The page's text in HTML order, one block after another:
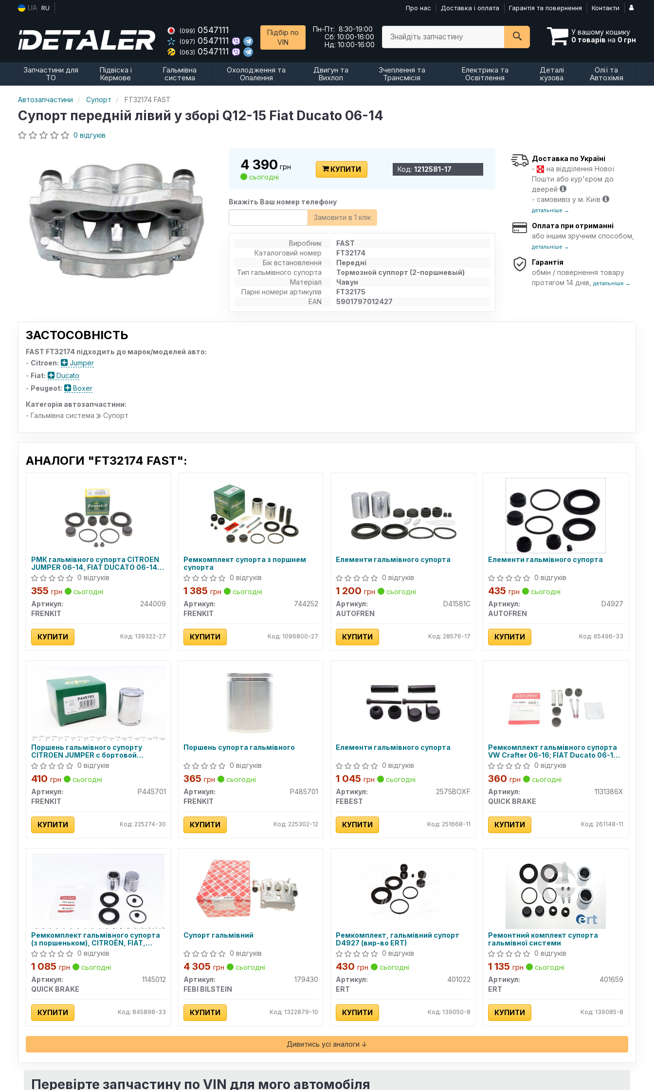
UA RU Про нас Доставка і оплата Гарантія та повернення Контакти
(099) 0547111
(097) 0547111
(063) 0547111
Підбір по
VIN
Пн-Пт: 8:30-19:00
Сб: 10:00-16:00
Нд: 10:00-16:00
У вашому кошику
0 товарів на 0 грн
Знайдіть запчастину
Запчастини для
ТО
Підвіска і
Кермове
Гальмівна
система
Охолодження та
Опалення
Двигун та
Вихлоп
Зчеплення та
Трансмісія
Електрика та
Освітлення
Деталі
кузова
Олії та
Автохімія
Автозапчастини Супорт FT32174 FAST
Супорт передній лівий у зборі Q12-15 Fiat Ducato 06-14
0 відгуків
4 390 грн
сьогодні
КУПИТИ Код:1212581-17
Вкажіть Ваш номер телефону
Замовити в 1 клік
Виробник
FAST
Каталоговий номер
FT32174
Бік встановлення
Передні
Тип гальмівного супорта
Тормозной суппорт (2-поршневый)
Матеріал
Чавун
Парні номери артикулів
FT32175
EAN
5901797012427
Доставка по Україні
-
на відділення Нової
Пошти або кур'єром до
дверей
- самовивіз у м. Київ
детальніше →
Оплата при отриманні
або іншим зручним способом,
детальніше →
Гарантія
обмін / повернення товару
протягом 14 днів,детальніше →
ЗАСТОСОВНІСТЬ
FAST FT32174 підходить до марок/моделей авто:
- Citroen:
Jumper
- Fiat:
Ducato
- Peugeot:
Boxer
Категорія автозапчастини:
- Гальмівна система
Супорт
АНАЛОГИ "FT32174 FAST":
РМК гальмівного супорта CITROEN
JUMPER 06-14, FIAT DUCATO 06-14,
PEUGEOT BOXER 06-14
0 відгуків
355 грн
сьогодні
Артикул:
244009
FRENKIT
КУПИТИ Код: 139322-27
Ремкомплект супорта з поршнем
супорта
0 відгуків
1 385 грн
сьогодні
Артикул:
744252
FRENKIT
КУПИТИ Код: 1096800-27
Елементи гальмівного супорта
0 відгуків
1 200 грн
сьогодні
Артикул:
D41581C
AUTOFREN
КУПИТИ Код: 28576-17
Елементи гальмівного супорта
0 відгуків
435грн
сьогодні
Артикул:
D4927
AUTOFREN
КУПИТИ Код: 65496-33
Поршень гальмівного супорту
CITROEN JUMPER c бортовой
платформой/ходовая часть
06-,JUMPER c бортовой пла
0 відгуків
410 грн
сьогодні
Артикул:
P445701
FRENKIT
КУПИТИ Код: 225274-30
Поршень супорта гальмівного
0 відгуків
365 грн
сьогодні
Артикул:
P485701
FRENKIT
КУПИТИ Код: 225302-12
Елементи гальмівного супорта
0 відгуків
1 045 грн
сьогодні
Артикул:
2575BOXF
FEBEST
КУПИТИ Код: 251668-11
Ремкомплект гальмівного супорта
VW Crafter 06-16; FIAT Ducato 06-14,
Ducato 14-; MERCEDES-BENZ Sprinter
906 06-18, Vito W639 03-10;
PEUGEOT Boxer 06-14, Boxer 14-;
CITROEN Jumper 02-06, Jumper 06-
14; IVECO Daily E4 06-11, Daily E3 99-
06
0 відгуків
360грн
сьогодні
Артикул:
1131386X
QUICK BRAKE
КУПИТИ Код: 261148-11
Ремкомплект гальмівного супорта
(з поршеньком), CITROËN, FIAT,
PEUGEOT
0 відгуків
1 085 грн
сьогодні
Артикул:
1145012
QUICK BRAKE
КУПИТИ Код: 845898-33
Супорт гальмівний
0 відгуків
4 305 грн
сьогодні
Артикул:
179430
FEBI BILSTEIN
КУПИТИ Код: 1322879-10
Ремкомплект, гальмівний супорт
D4927 (вир-во ERT)
0 відгуків
430 грн
сьогодні
Артикул:
401022
ERT
КУПИТИ Код: 139050-8
Ремонтний комплект супорта
гальмівної системи
0 відгуків
1 135грн
сьогодні
Артикул:
401659
ERT
КУПИТИ Код: 139085-8
Дивитись усі аналоги ↓
Перевірте запчастину по VIN для мого автомобіля